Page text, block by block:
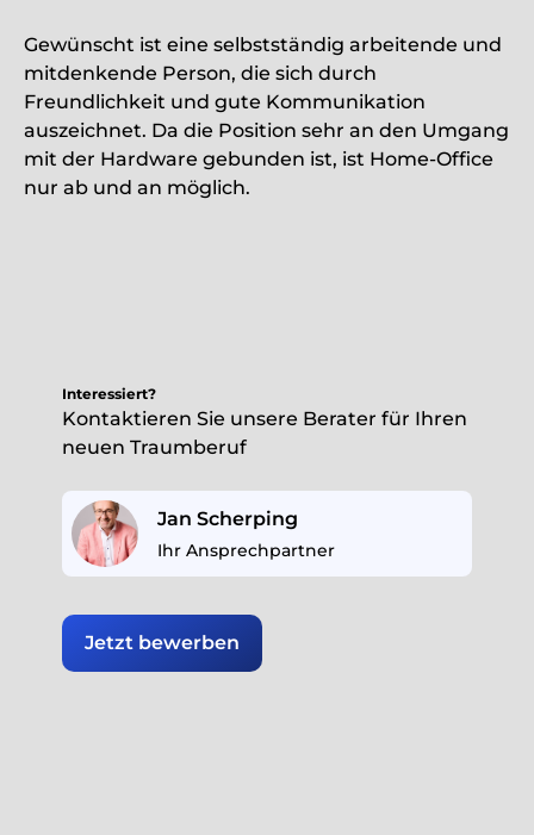
Gewünscht ist eine selbstständig arbeitende und
mitdenkende Person, die sich durch
Freundlichkeit und gute Kommunikation
auszeichnet. Da die Position sehr an den Umgang
mit der Hardware gebunden ist, ist Home-Office
nur ab und an möglich.
Interessiert?
Kontaktieren Sie unsere Berater für Ihren
neuen Traumberuf
Jan Scherping
Ihr Ansprechpartner
Jetzt bewerben